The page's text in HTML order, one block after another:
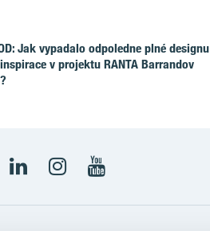
Jak vypadalo odpoledne plné designu
v projektu RANTA Barrandov